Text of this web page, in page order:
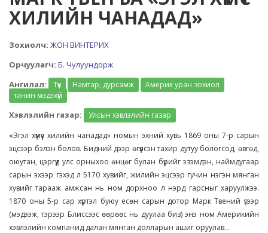
ХИЛИЙН ЧАНАДАД»
Зохиолч: ЖОН ВИНТЕРИХ
Орчуулагч: Б. Чулуундорж
Ангилал:
Түүх Намтар, дурсамж
Америк уран зохиол
танин мэдэхүй
Хэвлэлийн газар:
Улсын хэвлэлийн газар
«Эгэл хүмүүс хилийн чанадад» номын эхний хувь 1869 оны 7-р сарын
эцсээр бэлэн болов. Бидний дээр өгүүлсэн тахир дутуу бологсод, өвгөд,
оюутан, цэргүүд улс орныхоо өнцөг булан бүрийг эзэмдэн, наймдугаар
сарын эхээр гэхэд л 5170 хувийг, жилийн эцсээр гучин нэгэн мянган
хувийг тарааж амжсан нь ном дорхноо л нэрд гарсныг харуулжээ.
1870 оны 5-р сар хүртэл буюу есөн сарын дотор Марк Твений үгээр
(мэдээж, тэрээр Блиссээс өөрөөс нь дуулаа биз) энэ ном Америкийн
хэвлэлийн компанид далан мянган долларын ашиг оруулав...